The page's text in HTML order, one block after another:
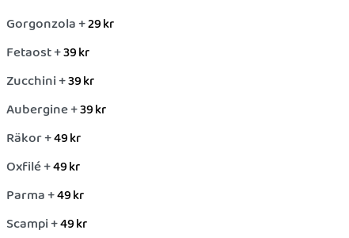
Gorgonzola +29kr
Fetaost +39kr
Zucchini +39kr
Aubergine +39kr
Räkor +49kr
Oxfilé +49kr
Parma +49kr
Scampi +49kr